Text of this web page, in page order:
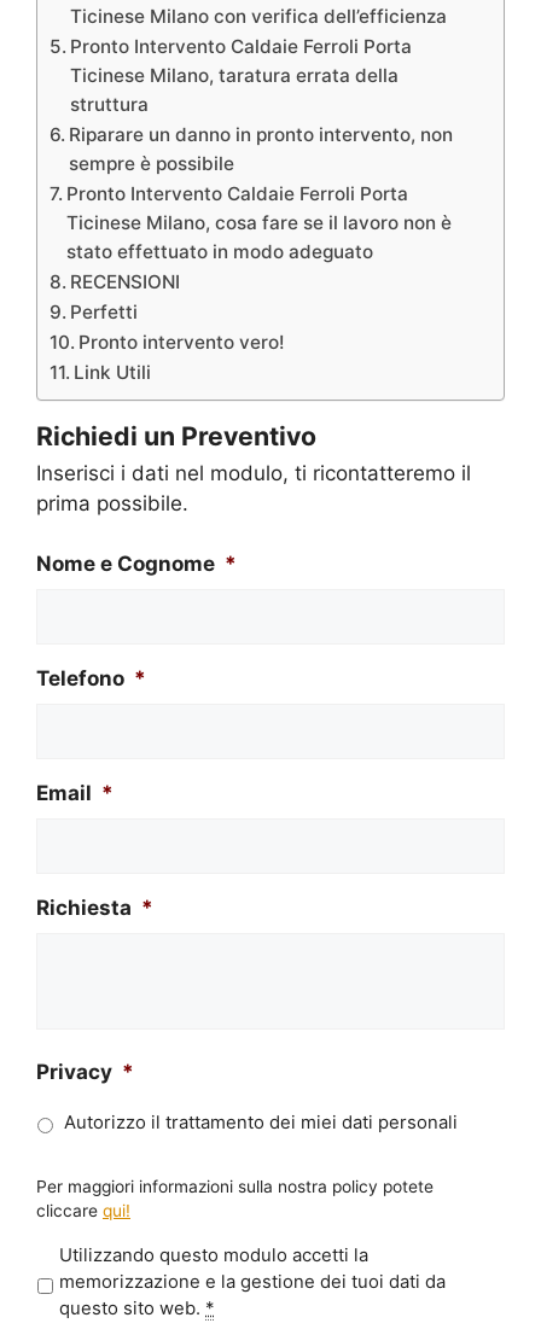
Ticinese Milano con verifica dell’efficienza
Pronto Intervento Caldaie Ferroli Porta
Ticinese Milano, taratura errata della
struttura
Riparare un danno in pronto intervento, non
sempre è possibile
Pronto Intervento Caldaie Ferroli Porta
Ticinese Milano, cosa fare se il lavoro non è
stato effettuato in modo adeguato
RECENSIONI
Perfetti
Pronto intervento vero!
Link Utili
Richiedi un Preventivo
Inserisci i dati nel modulo, ti ricontatteremo il
prima possibile.
Nome e Cognome *
Telefono *
Email *
Richiesta *
Privacy *
Autorizzo il trattamento dei miei dati personali
Per maggiori informazioni sulla nostra policy potete
cliccare qui!
r
Utilizzando questo modulo accetti la
memorizzazione e la gestione dei tuoi dati da
questo sito web. *